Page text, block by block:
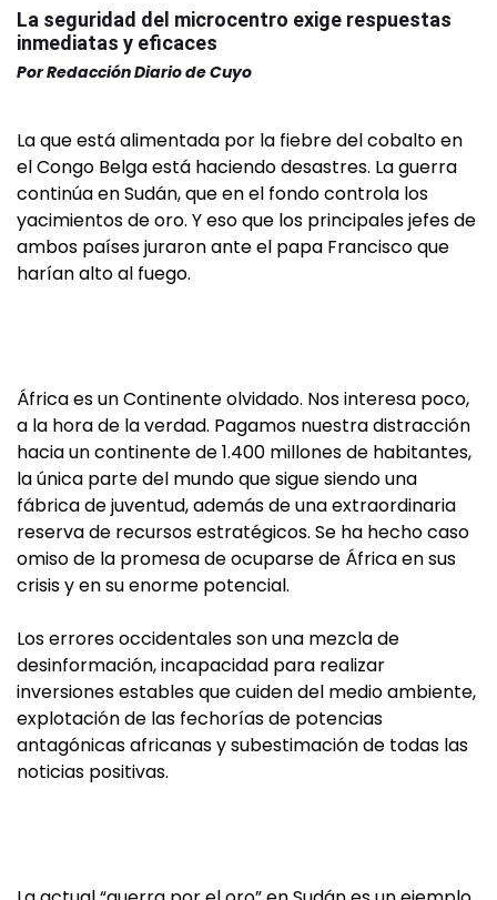
La seguridad del microcentro exige respuestas
inmediatas y eficaces
PorRedacción Diario de Cuyo
La que está alimentada por la fiebre del cobalto en
el Congo Belga está haciendo desastres. La guerra
continúa en Sudán, que en el fondo controla los
yacimientos de oro. Y eso que los principales jefes de
ambos países juraron ante el papa Francisco que
harían alto al fuego.
África es un Continente olvidado. Nos interesa poco,
a la hora de la verdad. Pagamos nuestra distracción
hacia un continente de 1.400 millones de habitantes,
la única parte del mundo que sigue siendo una
fábrica de juventud, además de una extraordinaria
reserva de recursos estratégicos. Se ha hecho caso
omiso de la promesa de ocuparse de África en sus
crisis y en su enorme potencial.
Los errores occidentales son una mezcla de
desinformación, incapacidad para realizar
inversiones estables que cuiden del medio ambiente,
explotación de las fechorías de potencias
antagónicas africanas y subestimación de todas las
noticias positivas.